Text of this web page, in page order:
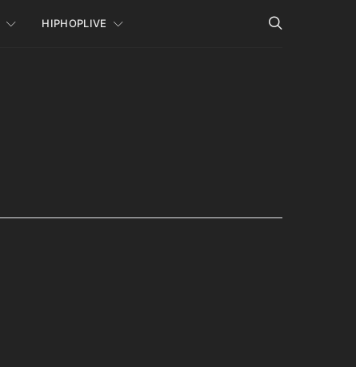
HIPHOPLIVE